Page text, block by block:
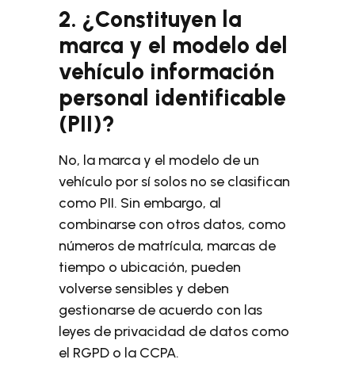
2. ¿Constituyen la
marca y el modelo del
vehículo información
personal identificable
(PII)?
No, la marca y el modelo de un
vehículo por sí solos no se clasifican
como PII. Sin embargo, al
combinarse con otros datos, como
números de matrícula, marcas de
tiempo o ubicación, pueden
volverse sensibles y deben
gestionarse de acuerdo con las
leyes de privacidad de datos como
el RGPD o la CCPA.